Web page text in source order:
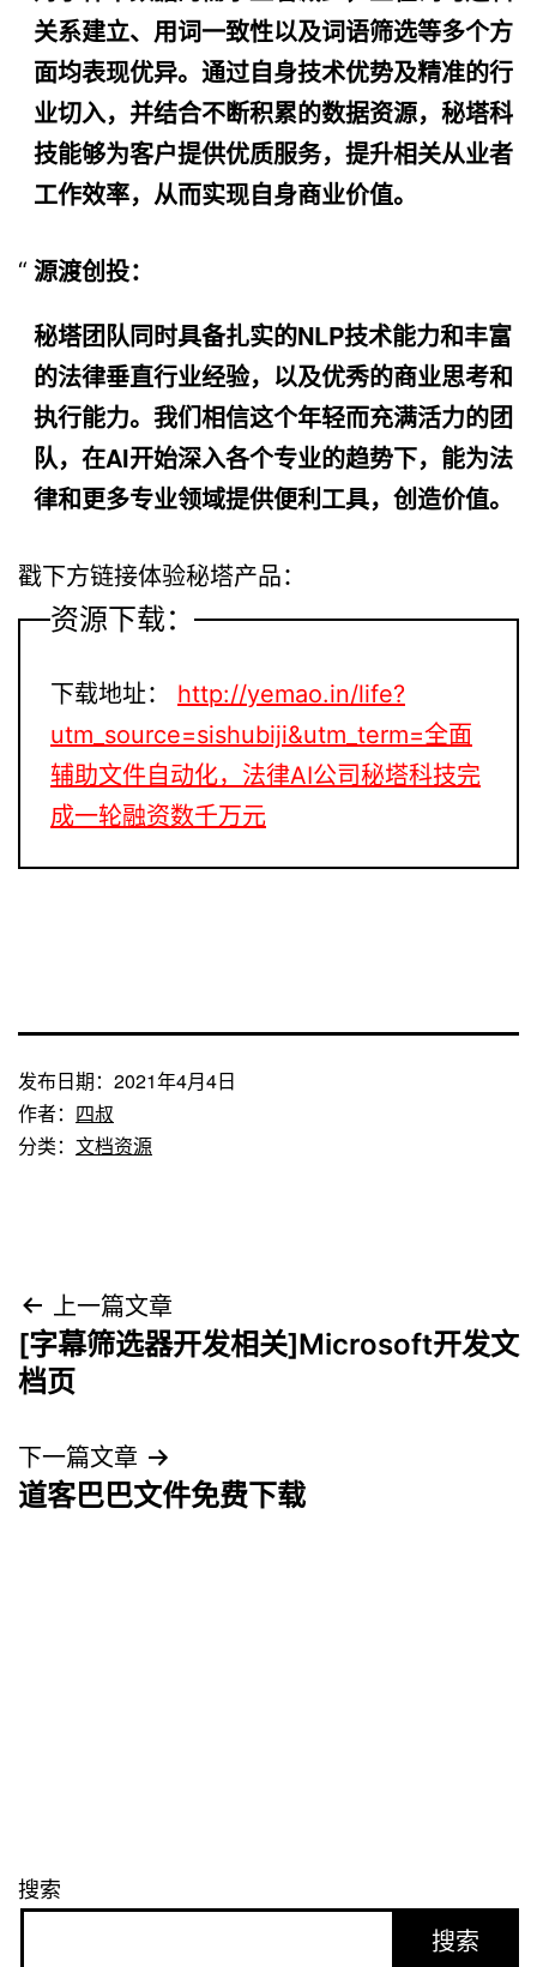
关系建立、用词一致性以及词语筛选等多个方
面均表现优异。通过自身技术优势及精准的行
业切入，并结合不断积累的数据资源，秘塔科
技能够为客户提供优质服务，提升相关从业者
工作效率，从而实现自身商业价值。
源渡创投：
秘塔团队同时具备扎实的NLP技术能力和丰富
的法律垂直行业经验，以及优秀的商业思考和
执行能力。我们相信这个年轻而充满活力的团
队，在AI开始深入各个专业的趋势下，能为法
律和更多专业领域提供便利工具，创造价值。
戳下方链接体验秘塔产品：
资源下载：
下载地址：
http://yemao.in/life?
utm_source=sishubiji&utm_term=全面
辅助文件自动化，法律AI公司秘塔科技完
成一轮融资数千万元
发布日期： 2021年4月4日
作者： 四叔
分类： 文档资源
文
章
航
上一篇文章
[字幕筛选器开发相关]Microsoft开发文
档页
下一篇文章
道客巴巴文件免费下载
搜索
搜索